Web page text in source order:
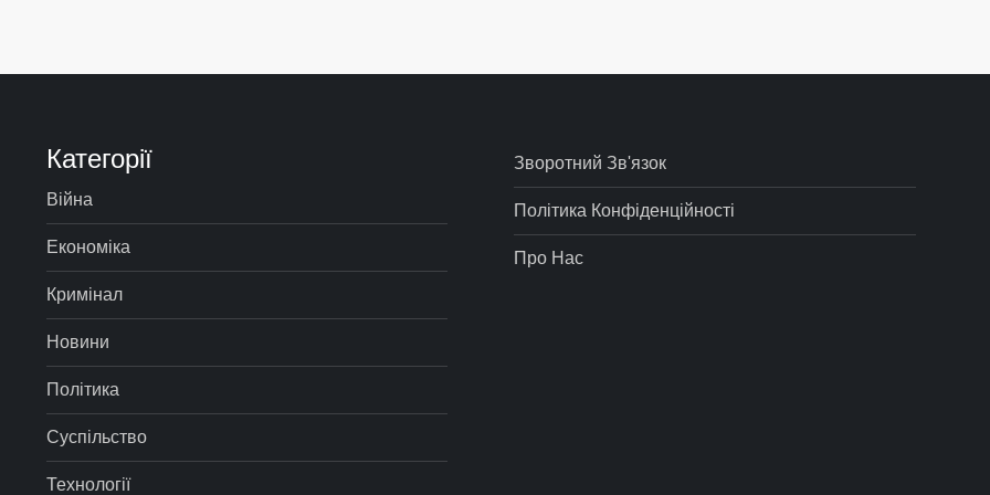
Категорії
Війна
Економіка
Кримінал
Новини
Політика
Суспільство
Технології
Зворотний Зв'язок
Політика Конфіденційності
Про Нас